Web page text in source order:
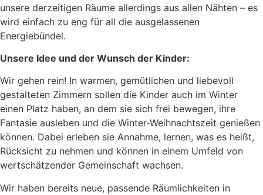
unsere derzeitigen Räume allerdings aus allen Nähten – es
wird einfach zu eng für all die ausgelassenen
Energiebündel.
Unsere Idee und der Wunsch der Kinder:
Wir gehen rein! In warmen, gemütlichen und liebevoll
gestalteten Zimmern sollen die Kinder auch im Winter
einen Platz haben, an dem sie sich frei bewegen, ihre
Fantasie ausleben und die Winter-Weihnachtszeit genießen
können. Dabei erleben sie Annahme, lernen, was es heißt,
Rücksicht zu nehmen und können in einem Umfeld von
wertschätzender Gemeinschaft wachsen.
Wir haben bereits neue, passende Räumlichkeiten in